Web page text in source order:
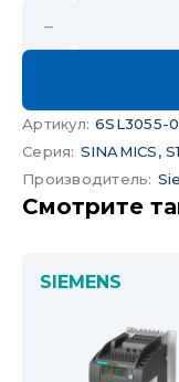
-
Артикул: 6SL3055-
Серия: SINAMICS,
Производитель:
Смотрите
SIEMENS